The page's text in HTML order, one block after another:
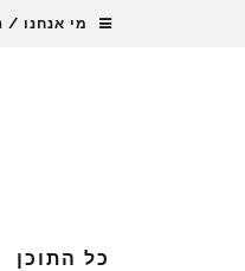
מי אנחנו /
כל התוכן